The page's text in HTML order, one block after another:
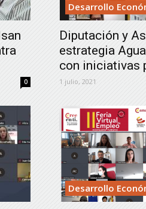
0
Desarrollo
Diputación y
estrategia
con iniciativas
1 julio, 2021
Desarrollo